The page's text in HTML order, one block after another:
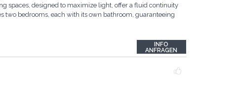
spaces, designed to maximize light, offer a fluid continuity
two bedrooms, each with its own bathroom, guaranteeing
INFO
ANFRAGEN